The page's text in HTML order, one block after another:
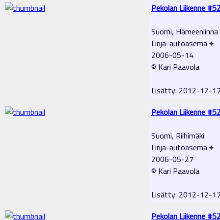
Pekolan Liikenne
Suomi, Hämeenlinna
Linja-autoasema ⌖
2006-05-14
© Kari Paavola
Lisätty: 2012-12-
Pekolan Liikenne
Suomi, Riihimäki
Linja-autoasema ⌖
2006-05-27
© Kari Paavola
Lisätty: 2012-12-
Pekolan Liikenne